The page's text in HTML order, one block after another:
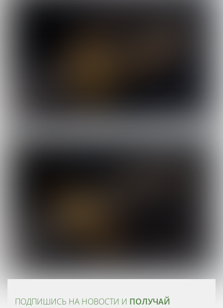
ПОДПИШИСЬ НА НОВОСТИ И ПОЛУЧАЙ